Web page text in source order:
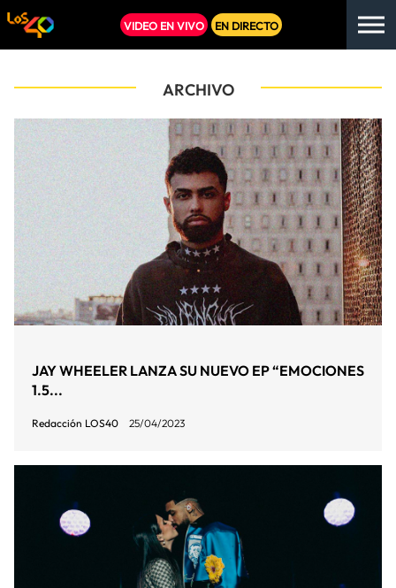
VIDEO EN VIVO EN DIRECTO
ARCHIVO
JAY WHEELER LANZA SU NUEVO EP “EMOCIONES
1.5...
Redacción LOS40 25/04/2023